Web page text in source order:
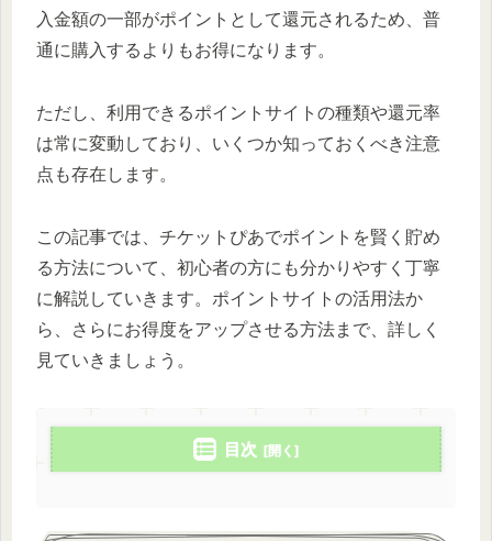
入金額の一部がポイントとして還元されるため、普
通に購入するよりもお得になります。
ただし、利用できるポイントサイトの種類や還元率
は常に変動しており、いくつか知っておくべき注意
点も存在します。
この記事では、チケットぴあでポイントを賢く貯め
る方法について、初心者の方にも分かりやすく丁寧
に解説していきます。ポイントサイトの活用法か
ら、さらにお得度をアップさせる方法まで、詳しく
見ていきましょう。
目次